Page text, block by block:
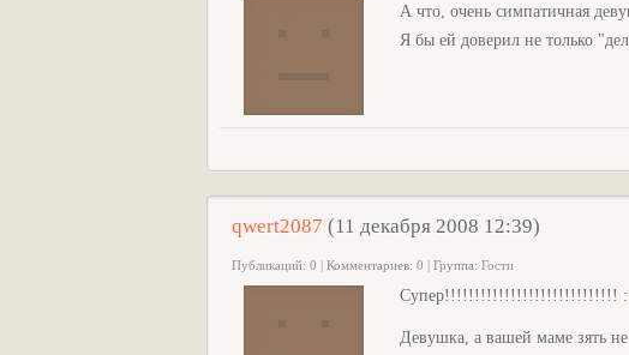
А что, очень симпатичная
Я бы ей доверил не только
qwert2087 (11 декабря 2008 12:39)
Публикаций: 0 | Комментариев: 0 | Группа: Гости
Супер!!!!!!!!!!!!!!!!!!!!!!!!!!!!! :
Девушка, а вашей маме зять